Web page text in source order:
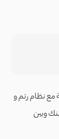
مع نظام رتم و
وبين